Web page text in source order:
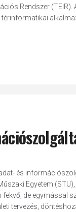
Rendszer
és
Egyetem
fekvő, de
tervezés,